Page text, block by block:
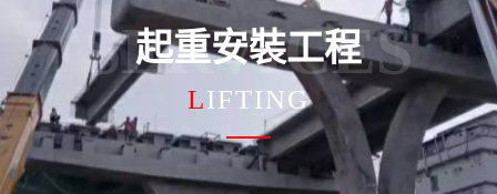
SERVICES
起重安裝工程
LIFTING